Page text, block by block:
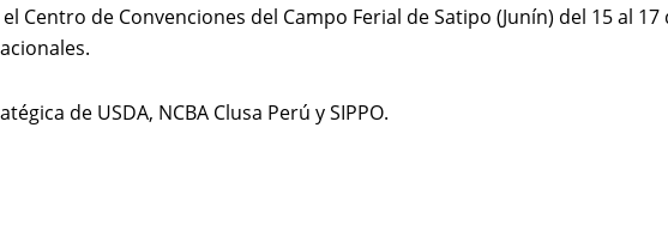
Centro de Convenciones del Campo Ferial de Satipo (Junín) del 15 al
de USDA, NCBA Clusa Perú y SIPPO.